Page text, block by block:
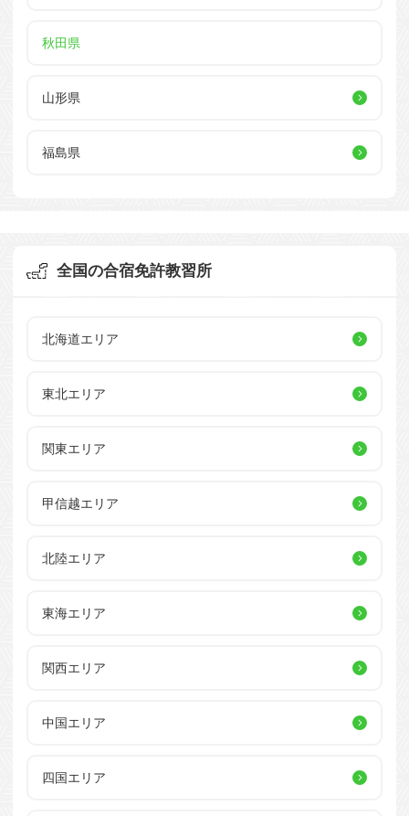
秋田県
山形県
福島県
全国の合宿免許教習所
北海道エリア
東北エリア
関東エリア
甲信越エリア
北陸エリア
東海エリア
関西エリア
中国エリア
四国エリア